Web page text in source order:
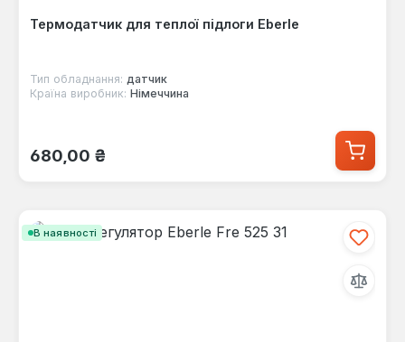
Термодатчик для теплої підлоги Eberle
Тип обладнання: датчик
Країна виробник: Німеччина
Звичайна ціна:
680,00 ₴
В наявності